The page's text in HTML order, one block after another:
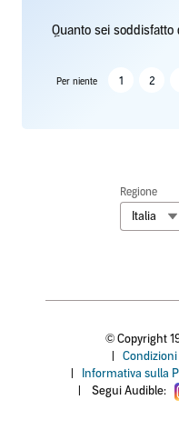
Quanto sei soddisfatto
Per niente 1 2
Regione
Italia
© Copyright
Informativa sulla
Segui Audible: